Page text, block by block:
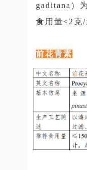
gaditana）
食用量≤2克/
前花青素